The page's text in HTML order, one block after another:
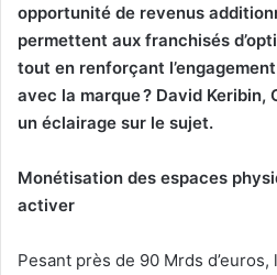
opportunité de revenus
permettent aux franchisés
tout en renforçant
avec la marque ? David Keribin,
un éclairage sur le sujet.
Monétisation des espaces
activer
Pesant près de 90 Mrds